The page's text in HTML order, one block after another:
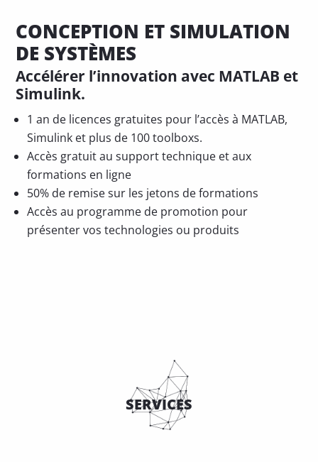
CONCEPTION ET SIMULATION
DE SYSTÈMES
Accélérer l’innovation avec MATLAB et
Simulink.
1 an de licences gratuites pour l’accès à MATLAB,
Simulink et plus de 100 toolboxs.
Accès gratuit au support technique et aux
formations en ligne
50% de remise sur les jetons de formations
Accès au programme de promotion pour
présenter vos technologies ou produits
SERVICES